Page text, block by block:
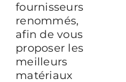
fournisseurs
renommés,
afin de vous
proposer les
meilleurs
matériaux